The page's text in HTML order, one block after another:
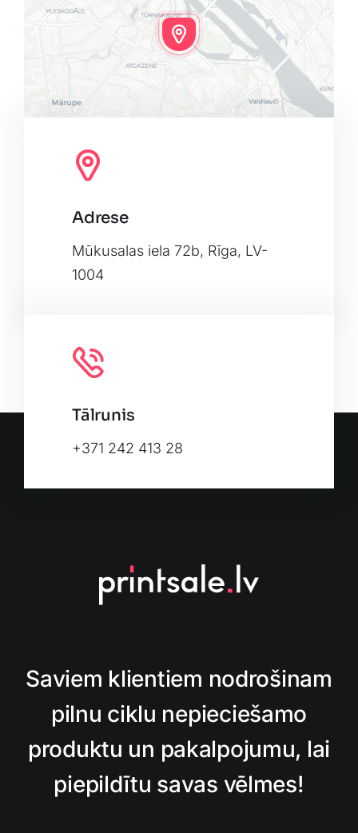
OpenStreetMap, under ODbL.
Adrese
Mūkusalas iela 72b, Rīga, LV-
1004
Tālrunis
+371 242 413 28
Saviem klientiem nodrošinam
pilnu ciklu nepieciešamo
produktu un pakalpojumu, lai
piepildītu savas vēlmes!